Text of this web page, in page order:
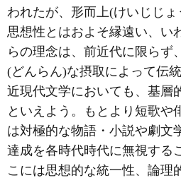
われたが、形而上(けいじじ
思想性とはおよそ縁遠い、い
らの理念は、前近代に限らず
(どんらん)な摂取によって伝
近現代文学においても、基層
といえよう。もとより短歌や
は対極的な物語・小説や劇文
達成を各時代時代に無視する
こには思想的な統一性、論理